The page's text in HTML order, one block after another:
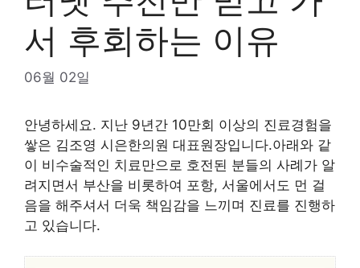
서 후회하는 이유
06월 02일
안녕하세요. 지난 9년간 10만회 이상의 진료경험을
쌓은 김조영 시은한의원 대표원장입니다.아래와 같
이 비수술적인 치료만으로 호전된 분들의 사례가 알
려지면서 부산을 비롯하여 포항, 서울에서도 먼 걸
음을 해주셔서 더욱 책임감을 느끼며 진료를 진행하
고 있습니다.